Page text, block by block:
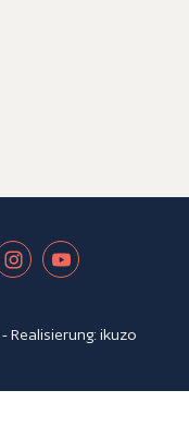
- Realisierung:ikuzo